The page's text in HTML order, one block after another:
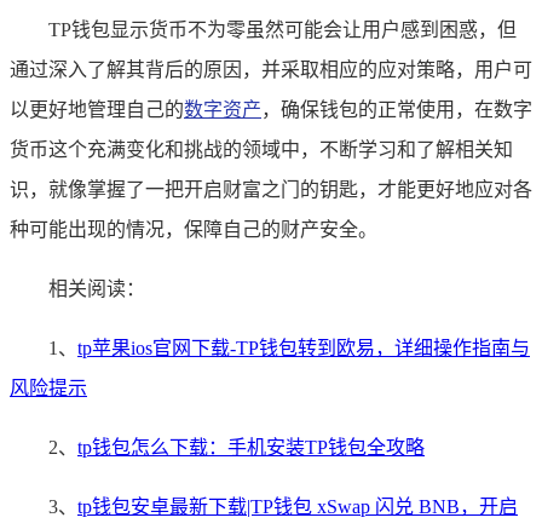
TP钱包显示货币不为零虽然可能会让用户感到困惑，但
通过深入了解其背后的原因，并采取相应的应对策略，用户可
以更好地管理自己的数字资产，确保钱包的正常使用，在数字
货币这个充满变化和挑战的领域中，不断学习和了解相关知
识，就像掌握了一把开启财富之门的钥匙，才能更好地应对各
种可能出现的情况，保障自己的财产安全。
相关阅读：
1、 tp苹果ios官网下载-TP钱包转到欧易，详细操作指南与
风险提示
2、 tp钱包怎么下载：手机安装TP钱包全攻略
3、 tp钱包安卓最新下载|TP钱包 xSwap 闪兑 BNB，开启